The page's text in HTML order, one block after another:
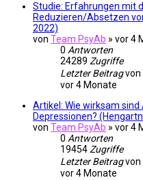
Studie: Erfahrungen mit
Reduzieren/Absetzen
2022)
von Team PsyAb » vor 4
0 Antworten
24289 Zugriffe
Letzter Beitragvon
vor 4 Monate
Artikel: Wie wirksam
Depressionen?
von Team PsyAb » vor 4
0 Antworten
19454 Zugriffe
Letzter Beitragvon
vor 4 Monate